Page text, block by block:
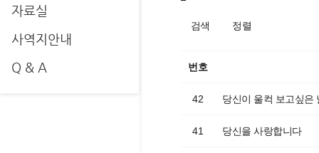
자료실
사역지안내
Q & A
검색 정렬
번호
42 당신이 울컥 보고싶은
41 당신을 사랑합니다